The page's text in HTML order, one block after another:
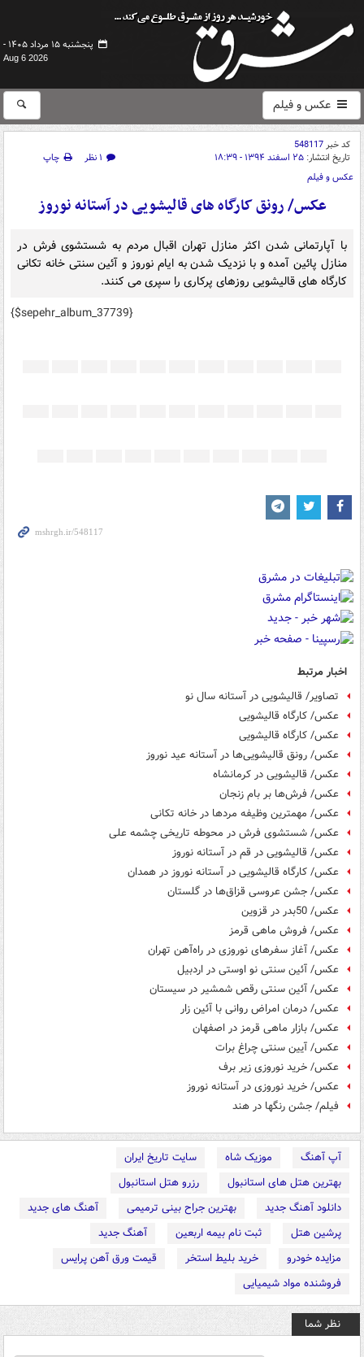
پنجشنبه ۱۵ مرداد ۱۴۰۵ -
Aug 6 2026
عکس و فیلم
کد خبر548117
تاریخ انتشار: ۲۵ اسفند ۱۳۹۴ - ۱۸:۳۹ ۱ نظر
چاپ
عکس و فیلم
عکس/ رونق کارگاه های قالیشویی در آستانه نوروز
با آپارتمانی شدن اکثر منازل تهران اقبال مردم به شستشوی فرش در
منازل پائین آمده و با نزدیک شدن به ایام نوروز و آئین سنتی خانه تکانی
کارگاه های قالیشویی روزهای پرکاری را سپری می کنند.
{$sepehr_album_37739}
اخبار مرتبط
تصاویر/ قالیشویی در آستانه سال نو
عکس/ کارگاه قالیشویی
عکس/ کارگاه قالیشویی
عکس/ رونق قالیشویی‌ها در آستانه عید نوروز
عکس/ قالیشویی در کرمانشاه
عکس/ فرش‌ها بر بام زنجان
عکس/ مهمترین وظیفه مردها در خانه تکانی
عکس/ شستشوی فرش در محوطه تاریخی چشمه علی
عکس/ قالیشویی در قم در آستانه نوروز
عکس/ کارگاه قالیشویی در آستانه نوروز در همدان
عکس/ جشن عروسی قزاق‌ها در گلستان
عکس/ 50بدر در قزوین
عکس/ فروش ماهی قرمز
عکس/ آغاز سفرهای نوروزی در راه‌آهن تهران
عکس/ آئین سنتی نو اوستی در اردبیل
عکس/ آئین سنتی رقص شمشیر در سیستان
عکس/ درمان امراض روانی با آئین زار
عکس/ بازار ماهی قرمز در اصفهان
عکس/ آیین سنتی چراغ برات‎
عکس/ خرید نوروزی زیر برف
عکس/ خرید نوروزی در آستانه نوروز
فیلم/ جشن رنگها در هند
آپ آهنگ موزیک شاه
سایت تاریخ ایران
بهترین هتل های استانبول
رزرو هتل استانبول
دانلود آهنگ جدید
بهترین جراح بینی ترمیمی
آهنگ های جدید
پرشین هتل
ثبت نام بیمه اربعین
آهنگ جدید
مزایده خودرو
خرید بلیط استخر
قیمت ورق آهن پرایس
فروشنده مواد شیمیایی
نظر شما